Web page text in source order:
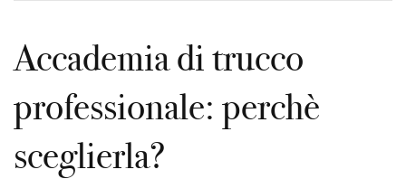
Accademia di trucco
professionale: perchè
sceglierla?